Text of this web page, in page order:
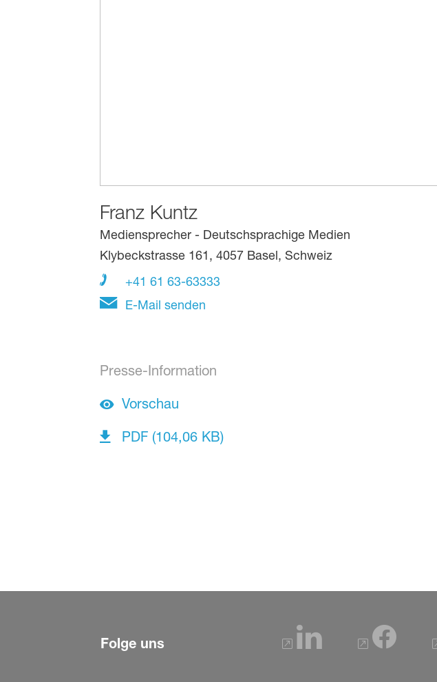
Franz Kuntz
Mediensprecher - Deutschsprachige Medien
Klybeckstrasse 161, 4057 Basel, Schweiz
+41 61 63-63333
E-Mail senden
Presse-Information
Vorschau
PDF (104,06 KB)
Folge uns